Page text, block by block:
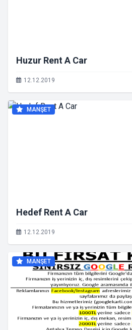
Huzur Rent A Car
12.12.2019
MANŞET
Hedef Rent A Car
12.12.2019
MANŞET